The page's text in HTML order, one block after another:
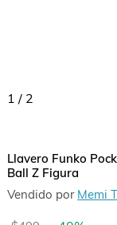
1 / 2
Llavero Funko
Ball Z Figura
Vendido por Memi